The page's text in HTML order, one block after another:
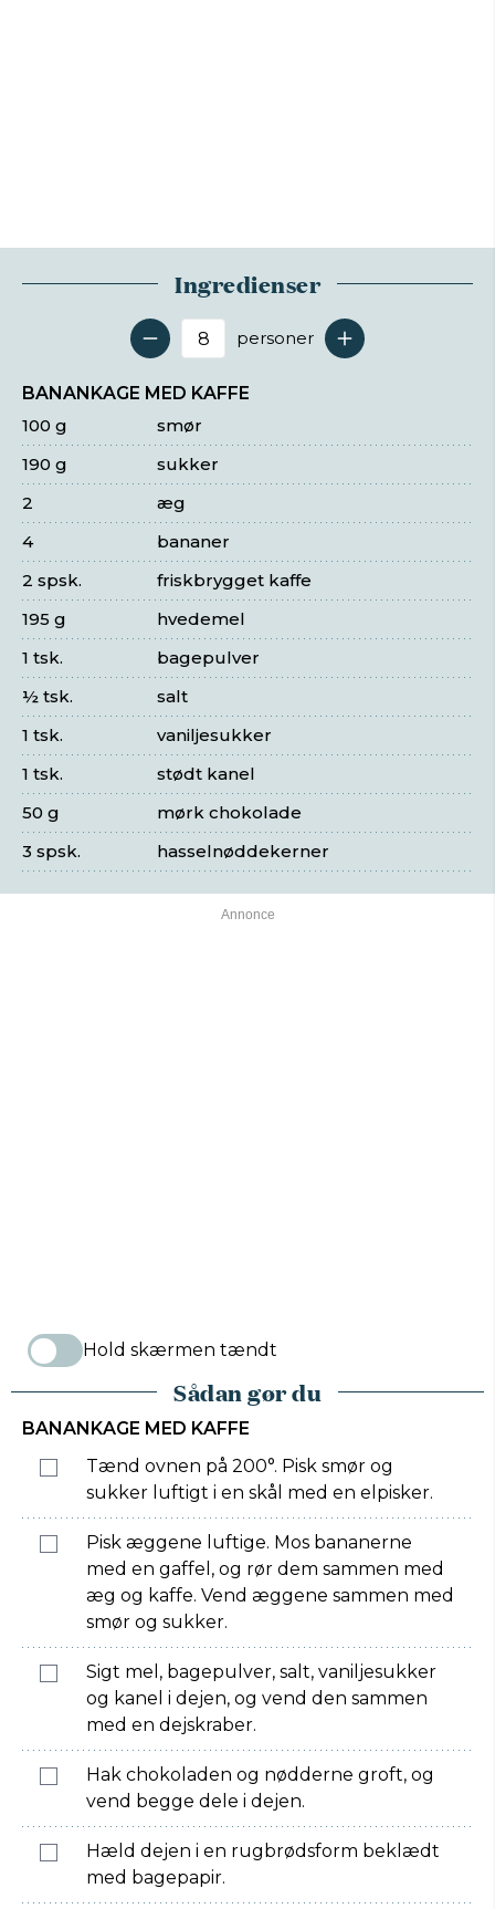
Ingredienser
Antal serveringer
personer
BANANKAGE MED KAFFE
smør
100 g
sukker
190 g
æg
2
bananer
4
friskbrygget kaffe
2 spsk.
hvedemel
195 g
bagepulver
1 tsk.
salt
½ tsk.
vaniljesukker
1 tsk.
stødt kanel
1 tsk.
mørk chokolade
50 g
hasselnøddekerner
3 spsk.
Hold skærmen tændt
Sådan gør du
BANANKAGE MED KAFFE
Tænd ovnen på 200°. Pisk smør og
sukker luftigt i en skål med en elpisker.
Pisk æggene luftige. Mos bananerne
med en gaffel, og rør dem sammen med
æg og kaffe. Vend æggene sammen med
smør og sukker.
Sigt mel, bagepulver, salt, vaniljesukker
og kanel i dejen, og vend den sammen
med en dejskraber.
Hak chokoladen og nødderne groft, og
vend begge dele i dejen.
Hæld dejen i en rugbrødsform beklædt
med bagepapir.